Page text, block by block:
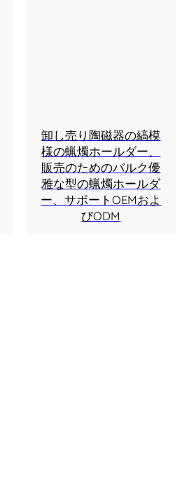
卸し売り陶磁器の縞模
様の蝋燭ホールダー、
販売のためのバルク優
雅な型の蝋燭ホールダ
ー、サポートOEMおよ
びODM